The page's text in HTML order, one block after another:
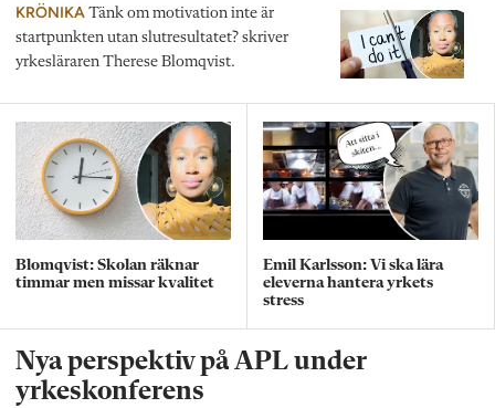
KRÖNIKA Tänk om motivation inte är
startpunkten utan slutresultatet? skriver
yrkesläraren Therese Blomqvist.
Blomqvist: Skolan räknar
timmar men missar kvalitet
Emil Karlsson: Vi ska lära
eleverna hantera yrkets
stress
Nya perspektiv på APL under
yrkeskonferens